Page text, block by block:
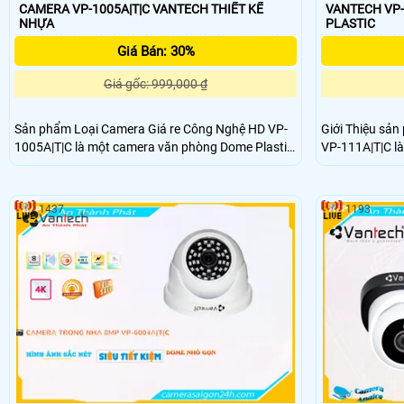
CAMERA VP-1005A|T|C VANTECH THIẾT KẾ
NHỰA
Giá Bán: 30%
Giá gốc: 999,000 ₫
Sản phẩm Loại Camera Giá re Công Nghệ HD VP-
1005A|T|C là một camera văn phòng Dome Plastic
chất lượng. Với công nghệ HD, camera này có thể
Camera được trang bị công nghệ AHD CVI TVI
BCS,nâng cao an toànđộ bền cao và khả năng
thu hình ổn định
VANTECH VP-
PLASTIC
Giới Thiệu sản
VP-111A|T|C
Plastic chất lượng cao. Với
Nền tảng kết
tải dễ dàng và
1437 1193